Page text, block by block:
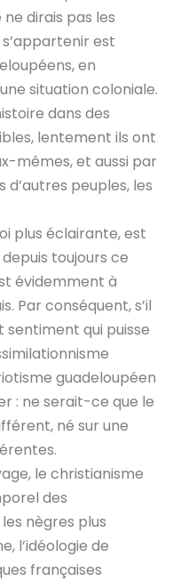
dirais pas les
s’appartenir est
en
situation coloniale.
dans des
lentement ils ont
mêmes, et aussi par
peuples, les
plus éclairante, est
toujours ce
évidemment à
Par conséquent, s’il
qui puisse
guadeloupéen
: ne serait-ce que le
né sur une
le christianisme
des
nègres plus
l’idéologie de
françaises